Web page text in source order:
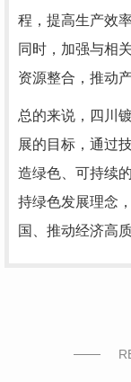
程，提高生产效
同时，加强与相
资源整合，推动
总的来说，四川
展的目标，通过
造绿色、可持续
持绿色发展理念
国、推动经济高